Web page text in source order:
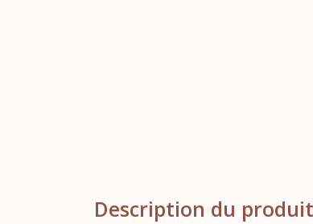
Description du produit